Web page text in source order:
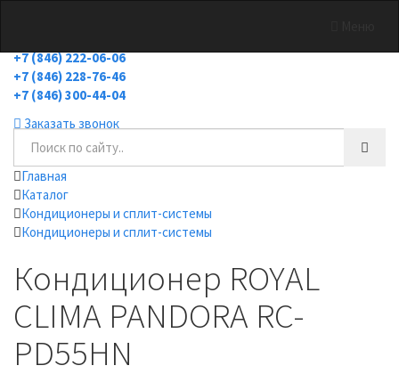
+7 (846) 222-06-06
+7 (846) 228-76-46
+7 (846) 300-44-04
Заказать звонок
Главная
Каталог
Кондиционеры и сплит-системы
Кондиционеры и сплит-системы
Кондиционер ROYAL
CLIMA PANDORA RC-
PD55HN